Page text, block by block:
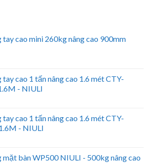
tay cao mini 260kg nâng cao 900mm
tay cao 1 tấn nâng cao 1.6 mét CTY-
- NIULI
tay cao 1 tấn nâng cao 1.6 mét CTY-
- NIULI
mặt bàn WP500 NIULI - 500kg nâng cao